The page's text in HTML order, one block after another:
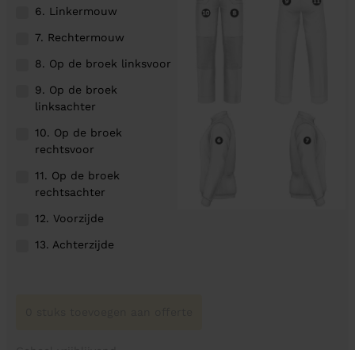
6. Linkermouw
7. Rechtermouw
8. Op de broek linksvoor
9. Op de broek
linksachter
10. Op de broek
rechtsvoor
11. Op de broek
rechtsachter
12. Voorzijde
13. Achterzijde